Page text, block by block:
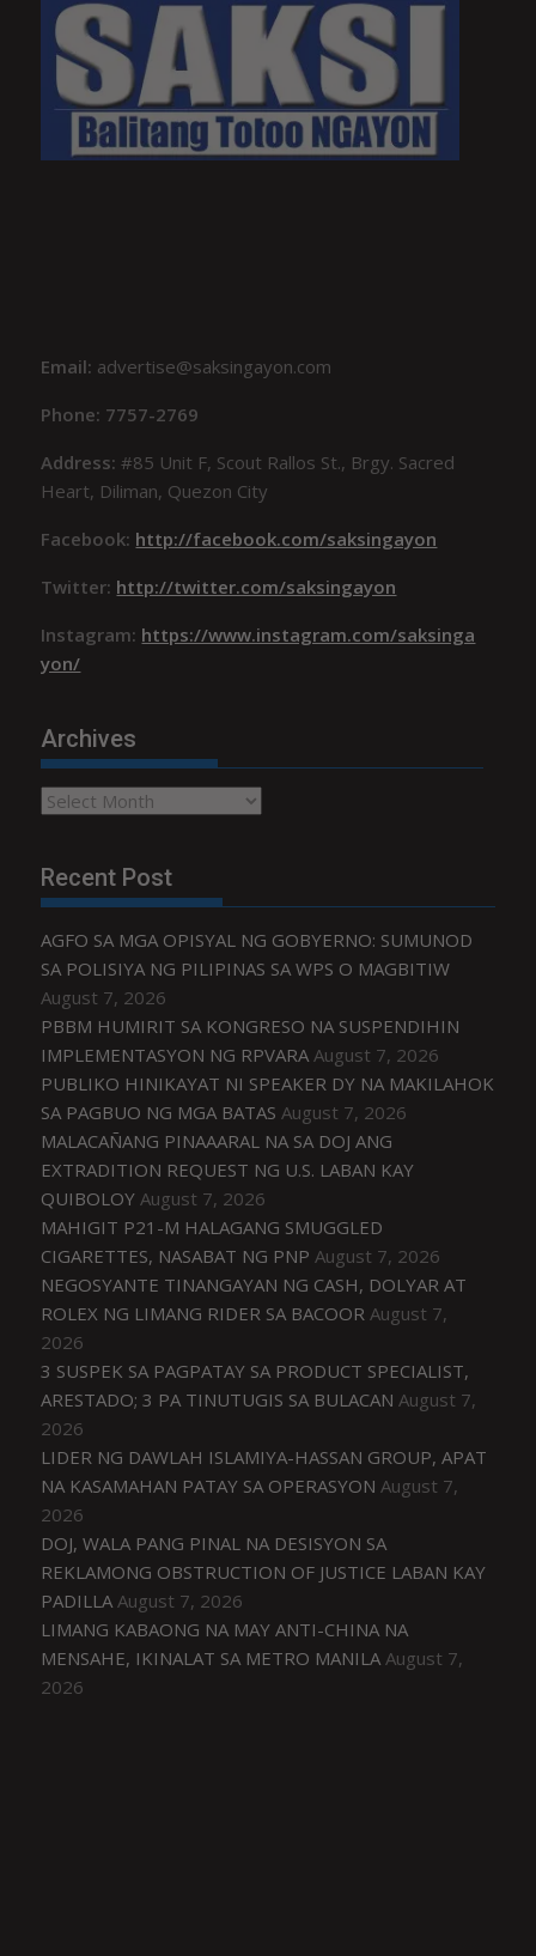
Email: advertise@saksingayon.com
Phone: 7757-2769
Address:#85 Unit F, Scout Rallos St., Brgy. Sacred
Heart, Diliman, Quezon City
Facebook: http://facebook.com/saksingayon
Twitter: http://twitter.com/saksingayon
Instagram: https://www.instagram.com/saksinga
yon/
Archives
Archives
Recent Post
AGFO SA MGA OPISYAL NG GOBYERNO: SUMUNOD
SA POLISIYA NG PILIPINAS SA WPS O MAGBITIW
August 7, 2026
PBBM HUMIRIT SA KONGRESO NA SUSPENDIHIN
IMPLEMENTASYON NG RPVARA August 7, 2026
PUBLIKO HINIKAYAT NI SPEAKER DY NA MAKILAHOK
SA PAGBUO NG MGA BATAS August 7, 2026
MALACAÑANG PINAAARAL NA SA DOJ ANG
EXTRADITION REQUEST NG U.S. LABAN KAY
QUIBOLOY August 7, 2026
MAHIGIT P21-M HALAGANG SMUGGLED
CIGARETTES, NASABAT NG PNP August 7, 2026
NEGOSYANTE TINANGAYAN NG CASH, DOLYAR AT
ROLEX NG LIMANG RIDER SA BACOOR August 7,
2026
3 SUSPEK SA PAGPATAY SA PRODUCT SPECIALIST,
ARESTADO; 3 PA TINUTUGIS SA BULACAN August 7,
2026
LIDER NG DAWLAH ISLAMIYA-HASSAN GROUP, APAT
NA KASAMAHAN PATAY SA OPERASYON August 7,
2026
DOJ, WALA PANG PINAL NA DESISYON SA
REKLAMONG OBSTRUCTION OF JUSTICE LABAN KAY
PADILLA August 7, 2026
LIMANG KABAONG NA MAY ANTI-CHINA NA
MENSAHE, IKINALAT SA METRO MANILA August 7,
2026